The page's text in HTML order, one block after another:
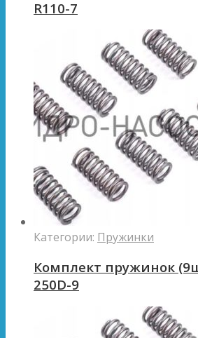
R110-7
Категории: Пружинки
Комплект пружинок
250D-9